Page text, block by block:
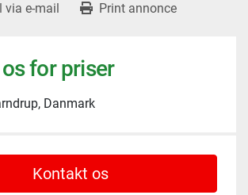
via e-mail Print annonce
for priser
Danmark
Kontakt os